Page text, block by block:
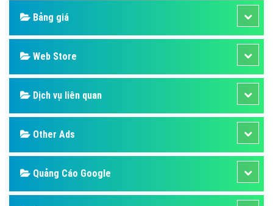
Bảng giá
Web Store
Dịch vụ liên quan
Other Ads
Quảng Cáo Google